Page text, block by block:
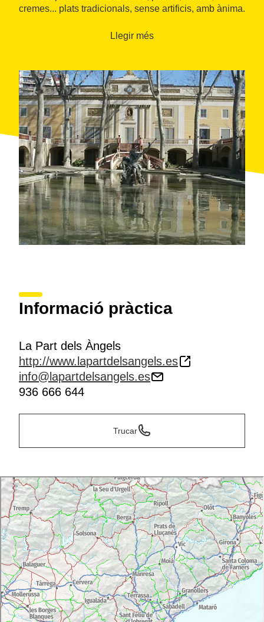
cremes... plats tradicionals, sense artificis, amb ànima.
això, recomanen la reserva prèvia.
Llegir més
Informació pràctica
La Part dels Àngels
http://www.lapartdelsangels.es
info@lapartdelsangels.es
936 666 644
Trucar